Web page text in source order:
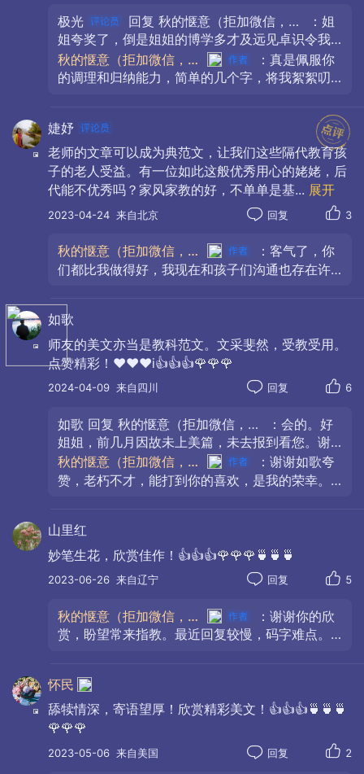
达，因为读书，你们能识别自私与大爱。但是你们
对读书的用处，了解的还是太少。读书会让你说话
不到的人，一生都遇不到的事。这样你们都就有了
分辨力。就有比不读书的人更多了解人的机会。尤
其是书中有许许多多美好生活，他会引导你一步步
去实现美好，而不至于眼光短浅，只追求一些小
不懂得高尚，高尚就是对爱的付出，不计得失的付
你们因为小，不懂付出是什么，但是当弟弟能
极光 回复 秋的惬意（拒加微信，拒私聊）
：姐
姐夸奖了，倒是姐姐的博学多才及远见卓识令我
佩服👍👍👍，姐姐的担忧是有道理的，由于人工
智能的出现，不知道人类的下一步将走向何处，
秋的惬意（拒加微信，拒私聊）
：真是佩服你
的调理和归纳能力，简单的几个字，将我絮絮叨
服。深信你家道道德德也由此不凡能力。由于最
近Telegram机器人的出现，所有问题都可以在此
找到答案，甚至写论文属于专业化的搜索都可以
几百页的给你。于是，快餐和不动脑子的文化，
已经开始蔓延开来。我真的很担心这个趋势对后
从这上面拿到准确答案。老师们看作业时多聊一
然被霍金说中。国内才开始。很快会蔓延。谢谢
你。
婕妤
老师的文章可以成为典范文，让我们这些隔代教育孩
子的老人受益。有一位如此这般优秀用心的姥姥，后
代能不优秀吗？家风家教的好，不单单是基... 展开
2023-04-24 来自北京 回复 3
秋的惬意（拒加微信，拒私聊）
：客气了，你
们都比我做得好，我现在和孩子们沟通也存在许
要反复举例子。这样的结果，会让自己迷失方
向。所以我决定写这篇短文。写好了这篇文章，
我用翻译软件翻译后，给女儿看了她再修改后，
准备在给他们上中文时候，他们用英文理解了以
后，我再多举一些范例。读书是个不错的教育方
法。这里学校也有量的要求。但有些少。婕妤愿
也是在大环境中不得不被浪卷着走哦。谢谢你送
花，评论支持。感谢你了。！🙏🙏🙏❤️❤️❤️🍵🍵
🍵
如歌
师友的美文亦当是教科范文。文采斐然，受教受用。
点赞精彩！❤️❤️❤️ⅰ👍👍👍🌹🌹🌹
2024-04-09 来自四川 回复 6
如歌 回复 秋的惬意（拒加微信，拒私聊）：会的。好
姐姐，前几月因故未上美篇，未去报到看您。谢
谢您的关心问候。🙏🙏🙏👍👍👍🌹🌹🌹❤️❤️❤️
秋的惬意（拒加微信，拒私聊）
：谢谢如歌夸
赞，老朽不才，能打到你的喜欢，是我的荣幸。
山里红
妙笔生花，欣赏佳作！👍👍👍🌹🌹🌹🍵🍵🍵
2023-06-26 来自辽宁 回复 5
秋的惬意（拒加微信，拒私聊）
：谢谢你的欣
赏，盼望常来指教。最近回复较慢，码字难点。
怀民
舔犊情深，寄语望厚！欣赏精彩美文！👍👍👍🍵🍵🍵
🌹🌹🌹
2023-05-06 来自美国 回复 2